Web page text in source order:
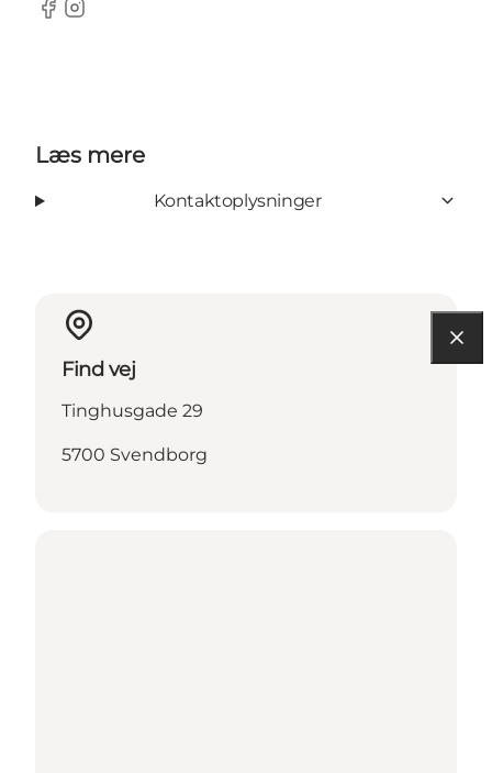
Facebook
Instagram
Læs mere
Kontaktoplysninger
Find vej
Tinghusgade 29
5700 Svendborg